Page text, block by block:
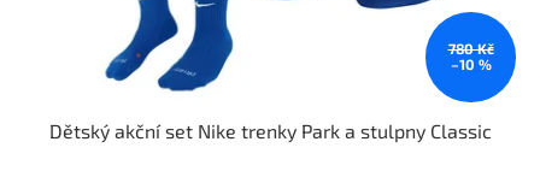
780 Kč
–10 %
Dětský akční set Nike trenky Park a stulpny Classic